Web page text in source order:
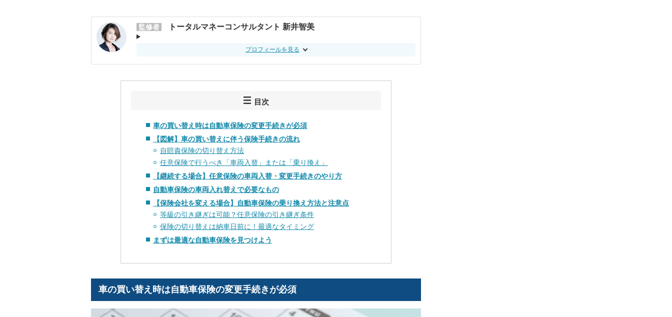
監修者 トータルマネーコンサルタント 新井智美
プロフィールを見る
目次
車の買い替え時は自動車保険の変更手続きが必須
【図解】車の買い替えに伴う保険手続きの流れ
自賠責保険の切り替え方法
任意保険で行うべき「車両入替」または「乗り換え」
【継続する場合】任意保険の車両入替・変更手続きのやり方
自動車保険の車両入れ替えで必要なもの
【保険会社を変える場合】自動車保険の乗り換え方法と注意点
等級の引き継ぎは可能？任意保険の引き継ぎ条件
保険の切り替えは納車日前に！最適なタイミング
まずは最適な自動車保険を見つけよう
車の買い替え時は自動車保険の変更手続きが必須